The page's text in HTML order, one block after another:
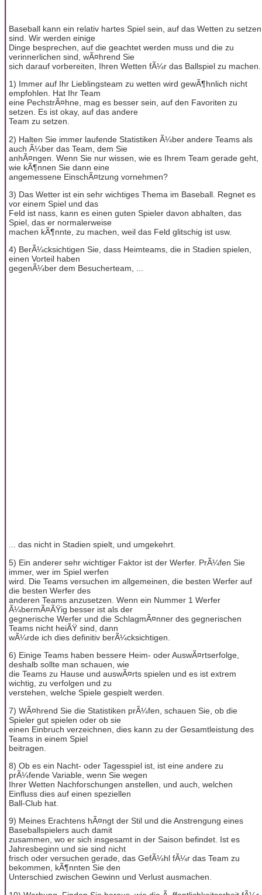
Baseball kann ein relativ hartes Spiel sein, auf das Wetten zu setzen
sind. Wir werden einige
Dinge besprechen, auf die geachtet werden muss und die zu
verinnerlichen sind, wÃ¤hrend Sie
sich darauf vorbereiten, Ihren Wetten fÃ¼r das Ballspiel zu machen.
1) Immer auf Ihr Lieblingsteam zu wetten wird gewÃ¶hnlich nicht
empfohlen. Hat Ihr Team
eine PechstrÃ¤hne, mag es besser sein, auf den Favoriten zu
setzen. Es ist okay, auf das andere
Team zu setzen.
2) Halten Sie immer laufende Statistiken Ã¼ber andere Teams als
auch Ã¼ber das Team, dem Sie
anhÃ¤ngen. Wenn Sie nur wissen, wie es Ihrem Team gerade geht,
wie kÃ¶nnen Sie dann eine
angemessene EinschÃ¤tzung vornehmen?
3) Das Wetter ist ein sehr wichtiges Thema im Baseball. Regnet es
vor einem Spiel und das
Feld ist nass, kann es einen guten Spieler davon abhalten, das
Spiel, das er normalerweise
machen kÃ¶nnte, zu machen, weil das Feld glitschig ist usw.
4) BerÃ¼cksichtigen Sie, dass Heimteams, die in Stadien spielen,
einen Vorteil haben
gegenÃ¼ber dem Besucherteam, ...
... das nicht in Stadien spielt, und umgekehrt.
5) Ein anderer sehr wichtiger Faktor ist der Werfer. PrÃ¼fen Sie
immer, wer im Spiel werfen
wird. Die Teams versuchen im allgemeinen, die besten Werfer auf
die besten Werfer des
anderen Teams anzusetzen. Wenn ein Nummer 1 Werfer
Ã¼bermÃ¤ÃŸig besser ist als der
gegnerische Werfer und die SchlagmÃ¤nner des gegnerischen
Teams nicht heiÃŸ sind, dann
wÃ¼rde ich dies definitiv berÃ¼cksichtigen.
6) Einige Teams haben bessere Heim- oder AuswÃ¤rtserfolge,
deshalb sollte man schauen, wie
die Teams zu Hause und auswÃ¤rts spielen und es ist extrem
wichtig, zu verfolgen und zu
verstehen, welche Spiele gespielt werden.
7) WÃ¤hrend Sie die Statistiken prÃ¼fen, schauen Sie, ob die
Spieler gut spielen oder ob sie
einen Einbruch verzeichnen, dies kann zu der Gesamtleistung des
Teams in einem Spiel
beitragen.
8) Ob es ein Nacht- oder Tagesspiel ist, ist eine andere zu
prÃ¼fende Variable, wenn Sie wegen
Ihrer Wetten Nachforschungen anstellen, und auch, welchen
Einfluss dies auf einen speziellen
Ball-Club hat.
9) Meines Erachtens hÃ¤ngt der Stil und die Anstrengung eines
Baseballspielers auch damit
zusammen, wo er sich insgesamt in der Saison befindet. Ist es
Jahresbeginn und sie sind nicht
frisch oder versuchen gerade, das GefÃ¼hl fÃ¼r das Team zu
bekommen, kÃ¶nnten Sie den
Unterschied zwischen Gewinn und Verlust ausmachen.